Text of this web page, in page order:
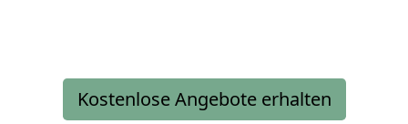
Kostenlose Angebote erhalten